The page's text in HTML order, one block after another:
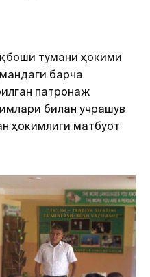
тумани ҳокими
барча
патронаж
билан учрашув
ҳокимлиги матбуот